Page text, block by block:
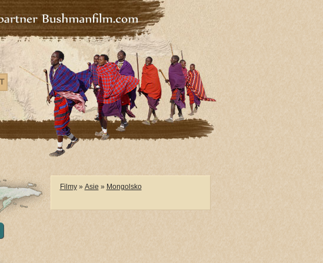
Filmy» Asie » Mongolsko